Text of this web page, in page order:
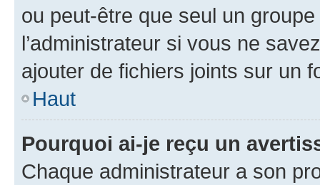
ou peut-être que seul un
l’administrateur si vous ne
ajouter de fichiers joints sur un
Haut
Pourquoi ai-je reçu un
Chaque administrateur a son